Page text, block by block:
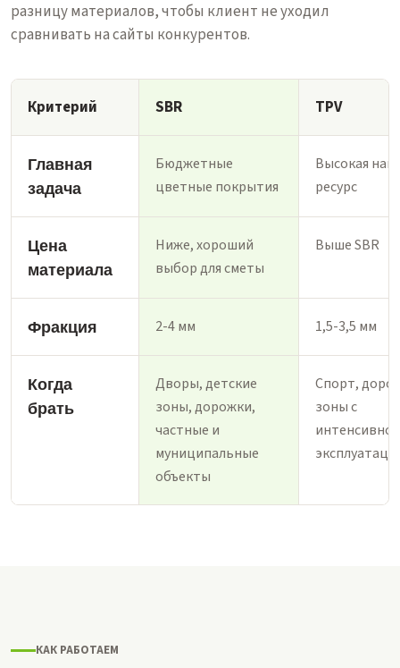
разницу материалов, чтобы клиент не уходил
сравнивать на сайты конкурентов.
Критерий SBR TPV
Главная
задача
Бюджетные
цветные покрытия
Высокая
ресурс
Цена
материала
Ниже, хороший
выбор для сметы
Выше SBR
Фракция 2-4 мм 1,5-3,5 мм
Когда
брать
Дворы, детские
зоны, дорожки,
частные и
муниципальные
объекты
Спорт,
зоны с
КАК РАБОТАЕМ